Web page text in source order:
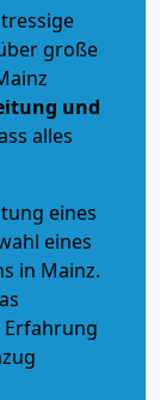
große
und
alles
eines
eines
in Mainz.